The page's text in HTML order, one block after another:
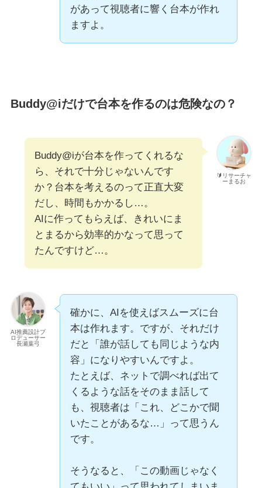
があって視聴者に響く台本が作れ
ますよ。
Buddy@iだけで台本を作るのは危険なの？
🔰リサーチャ
ーまるお
Buddy@iが台本を作ってくれるな
ら、それで十分じゃないんです
か？台本を考えるのって正直大変
だし、時間もかかるし…。
AIに作ってもらえば、きれいにま
とまるから効率的かなって思って
たんですけど…。
AI推薦設計プ
ロデューサー
長瀬葉弓
確かに、AIを使えばスムーズに台
本は作れます。ですが、それだけ
だと「誰が話しても同じような内
容」になりやすいんですよ。
たとえば、ネットで調べれば出て
くるような話をそのまま話して
も、視聴者は「これ、どこかで聞
いたことがあるな…」って思うん
です。
そうなると、「この動画じゃなく